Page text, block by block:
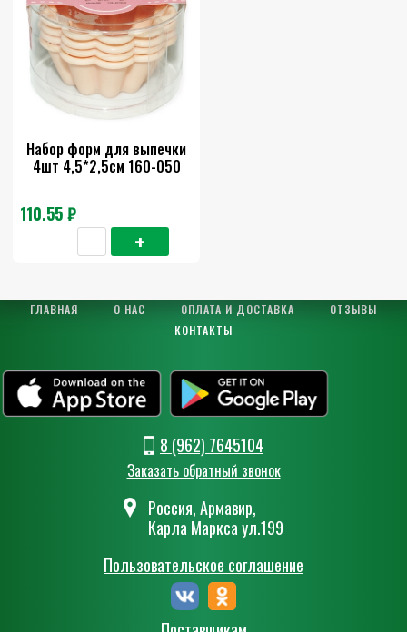
Набор форм для выпечки
4шт 4,5*2,5см 160-050
110.55 ₽
ГЛАВНАЯ О НАС ОПЛАТА И ДОСТАВКА
ОТЗЫВЫ
КОНТАКТЫ
8 (962) 7645104
Заказать обратный звонок
Россия, Армавир,
Карла Маркса ул.199
Пользовательское соглашение